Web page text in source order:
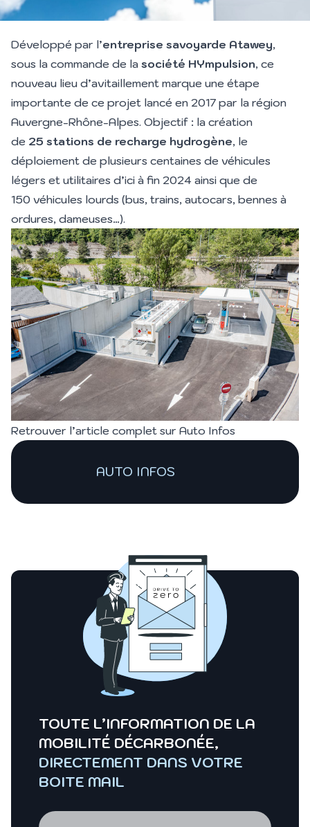
Développé par l’entreprise savoyarde Atawey,
sous la commande de la société HYmpulsion, ce
nouveau lieu d’avitaillement marque une étape
importante de ce projet lancé en 2017 par la région
Auvergne-Rhône-Alpes. Objectif : la création
de 25 stations de recharge hydrogène, le
déploiement de plusieurs centaines de véhicules
légers et utilitaires d’ici à fin 2024 ainsi que de
150 véhicules lourds (bus, trains, autocars, bennes à
ordures, dameuses…).
Retrouver l’article complet sur Auto Infos
AUTO INFOS
TOUTE L’INFORMATION DE LA
MOBILITÉ DÉCARBONÉE,
DIRECTEMENT DANS VOTRE
BOITE MAIL